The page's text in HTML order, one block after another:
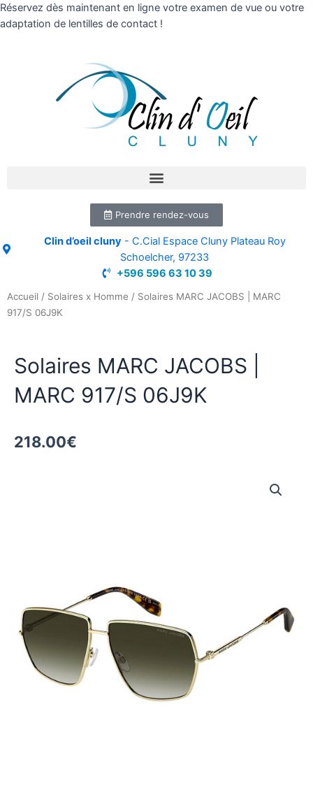
Réservez dès maintenant en ligne votre examen de vue ou votre
adaptation de lentilles de contact !
Prendre rendez-vous
Clin d’oeil cluny- C.Cial Espace Cluny Plateau Roy
Schoelcher, 97233
+596 596 63 10 39
Accueil / Solaires x Homme / Solaires MARC JACOBS | MARC
917/S 06J9K
Solaires MARC JACOBS |
MARC 917/S 06J9K
218.00€